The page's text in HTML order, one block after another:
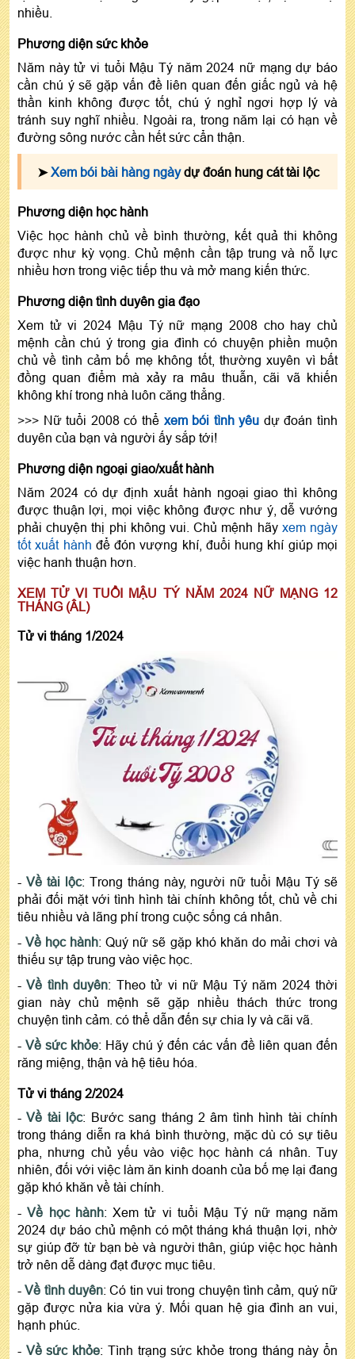
nhiều.
Phương diện sức khỏe
Năm này tử vi tuổi Mậu Tý năm 2024 nữ mạng dự báo
cần chú ý sẽ gặp vấn đề liên quan đến giấc ngủ và hệ
thần kinh không được tốt, chú ý nghỉ ngơi hợp lý và
tránh suy nghĩ nhiều. Ngoài ra, trong năm lại có hạn về
đường sông nước cần hết sức cẩn thận.
➤Xem bói bài hàng ngàydự đoán hung cát tài lộc
Phương diện học hành
Việc học hành chủ về bình thường, kết quả thi không
được như kỳ vọng. Chủ mệnh cần tập trung và nỗ lực
nhiều hơn trong việc tiếp thu và mở mang kiến thức.
Phương diện tình duyên gia đạo
Xem tử vi 2024 Mậu Tý nữ mạng 2008 cho hay chủ
mệnh cần chú ý trong gia đình có chuyện phiền muộn
chủ về tình cảm bố mẹ không tốt, thường xuyên vì bất
đồng quan điểm mà xảy ra mâu thuẫn, cãi vã khiến
không khí trong nhà luôn căng thẳng.
>>> Nữ tuổi 2008 có thể xem bói tình yêu dự đoán tình
duyên của bạn và người ấy sắp tới!
Phương diện ngoại giao/xuất hành
Năm 2024 có dự định xuất hành ngoại giao thì không
được thuận lợi, mọi việc không được như ý, dễ vướng
phải chuyện thị phi không vui. Chủ mệnh hãy xem ngày
tốt xuất hành để đón vượng khí, đuổi hung khí giúp mọi
việc hanh thuận hơn.
XEM TỬ VI TUỔI MẬU TÝ NĂM 2024 NỮ MẠNG 12
THÁNG (ÂL)
Tử vi tháng 1/2024
- Về tài lộc: Trong tháng này, người nữ tuổi Mậu Tý sẽ
phải đối mặt với tình hình tài chính không tốt, chủ về chi
tiêu nhiều và lãng phí trong cuộc sống cá nhân.
-Về học hành: Quý nữ sẽ gặp khó khăn do mải chơi và
thiếu sự tập trung vào việc học.
-Về tình duyên: Theo tử vi nữ Mậu Tý năm 2024 thời
gian này chủ mệnh sẽ gặp nhiều thách thức trong
chuyện tình cảm. có thể dẫn đến sự chia ly và cãi vã.
- Về sức khỏe: Hãy chú ý đến các vấn đề liên quan đến
răng miệng, thận và hệ tiêu hóa.
Tử vi tháng 2/2024
-Về tài lộc: Bước sang tháng 2 âm tình hình tài chính
trong tháng diễn ra khá bình thường, mặc dù có sự tiêu
pha, nhưng chủ yếu vào việc học hành cá nhân. Tuy
nhiên, đối với việc làm ăn kinh doanh của bố mẹ lại đang
gặp khó khăn về tài chính.
-Về học hành: Xem tử vi tuổi Mậu Tý nữ mạng năm
2024 dự báo chủ mệnh có một tháng khá thuận lợi, nhờ
sự giúp đỡ từ bạn bè và người thân, giúp việc học hành
trở nên dễ dàng đạt được mục tiêu.
-Về tình duyên: Có tin vui trong chuyện tình cảm, quý nữ
gặp được nửa kia vừa ý. Mối quan hệ gia đình an vui,
hạnh phúc.
- Về sức khỏe: Tình trạng sức khỏe trong tháng này ổn